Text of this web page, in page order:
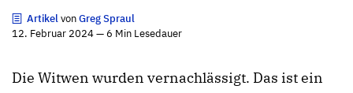
ArtikelvonGreg Spraul
12. Februar 2024 — 6 Min Lesedauer
Die Witwen wurden vernachlässigt. Das ist ein